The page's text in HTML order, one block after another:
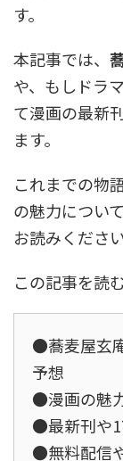
す。
本記事では、
や、もしドラ
て漫画の最新
ます。
これまでの物
の魅力につい
お読みください
この記事を読
●蕎麦屋玄
予想
●漫画の魅
●最新刊や
●無料配信